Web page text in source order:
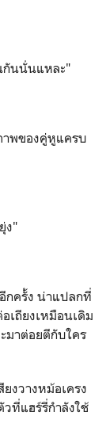
กันนั่นแหละ"
พของคู่หูแครบ
ง"
กครั้ง น่าแปลกที่
เถียงเหมือนเดิม
มาต่อยตีกับใคร
งวางหม้อเครง
ที่แฮร์รี่กำลังใช้